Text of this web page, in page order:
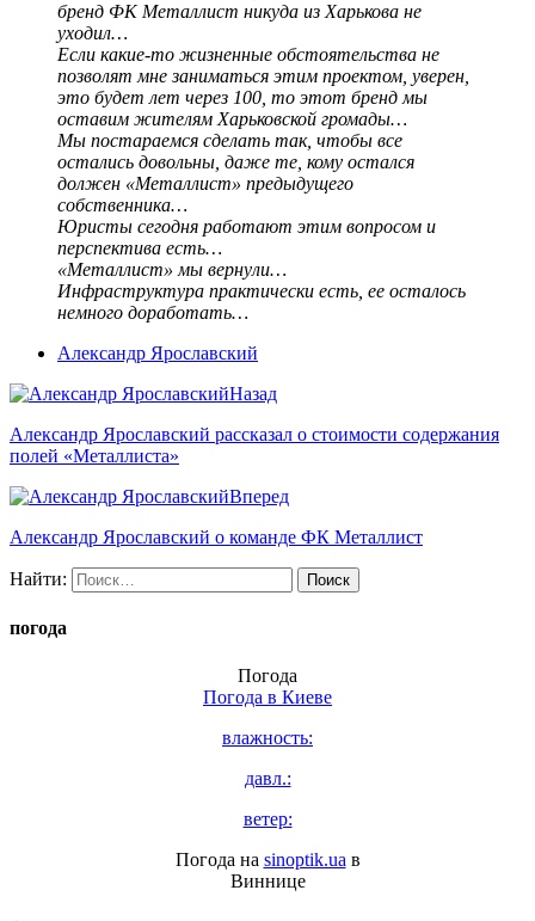
бренд ФК Металлист никуда из Харькова не
уходил…
Если какие-то жизненные обстоятельства не
позволят мне заниматься этим проектом, уверен,
это будет лет через 100, то этот бренд мы
оставим жителям Харьковской громады…
Мы постараемся сделать так, чтобы все
остались довольны, даже те, кому остался
должен «Металлист» предыдущего
собственника…
Юристы сегодня работают этим вопросом и
перспектива есть…
«Металлист» мы вернули…
Инфраструктура практически есть, ее осталось
немного доработать…
Александр Ярославский
Назад
Александр Ярославский рассказал о стоимости содержания
полей «Металлиста»
Вперед
Александр Ярославский о команде ФК Металлист
Найти:
погода
Погода
Погода в Киеве
влажность:
давл.:
ветер:
Погода на sinoptik.ua в
Виннице